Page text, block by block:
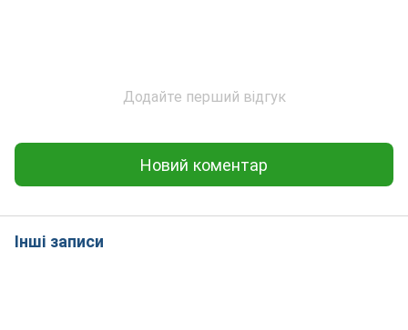
Додайте перший відгук
Новий коментар
Інші записи